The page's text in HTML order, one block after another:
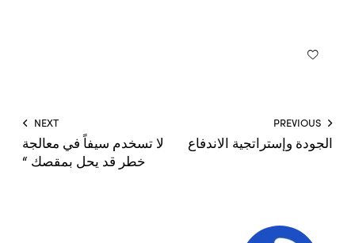
PREVIOUS
الجودة وإستراتجية الاندفاع
NEXT
لا تسخدم سيفاً في معالجة
خطر قد يحل بمقصك “